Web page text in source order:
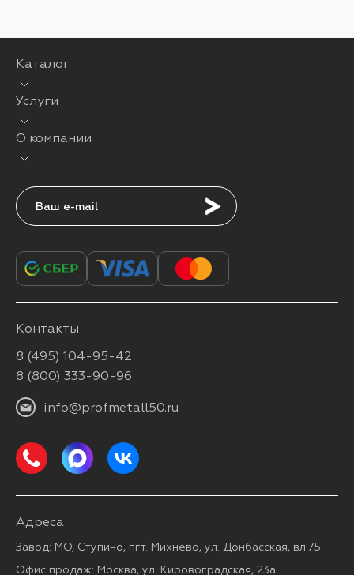
Каталог
Услуги
О компании
Подписаться
Контакты
8 (495) 104-95-42
8 (800) 333-90-96
info@profmetall50.ru
Адреса
Завод: МО, Ступино, пгт. Михнево, ул. Донбасская, вл.75
Офис продаж: Москва, ул. Кировоградская, 23а